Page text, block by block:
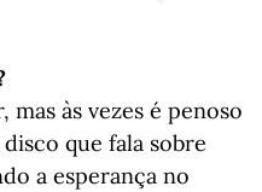
mas às vezes é penoso
que fala sobre
a esperança no